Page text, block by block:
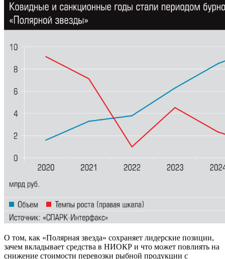
О том, как «Полярная звезда» сохраняет лидерские позиции,
зачем вкладывает средства в НИОКР и что может повлиять на
снижение стоимости перевозки рыбной продукции с